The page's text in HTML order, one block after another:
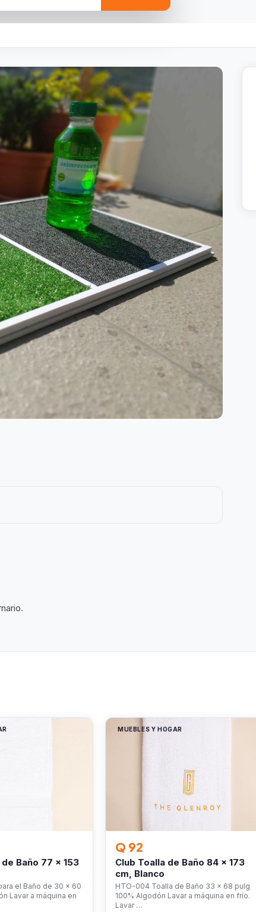
Baño 77 x 153
el Baño de 30 x 60
Lavar a máquina en
MUEBLES Y HOGAR
Q 92
Club Toalla de Baño 84 x 173
cm, Blanco
HTO-004 Toalla de Baño 33 x 68 pulg
100% Algodón Lavar a máquina en frío.
Lavar …